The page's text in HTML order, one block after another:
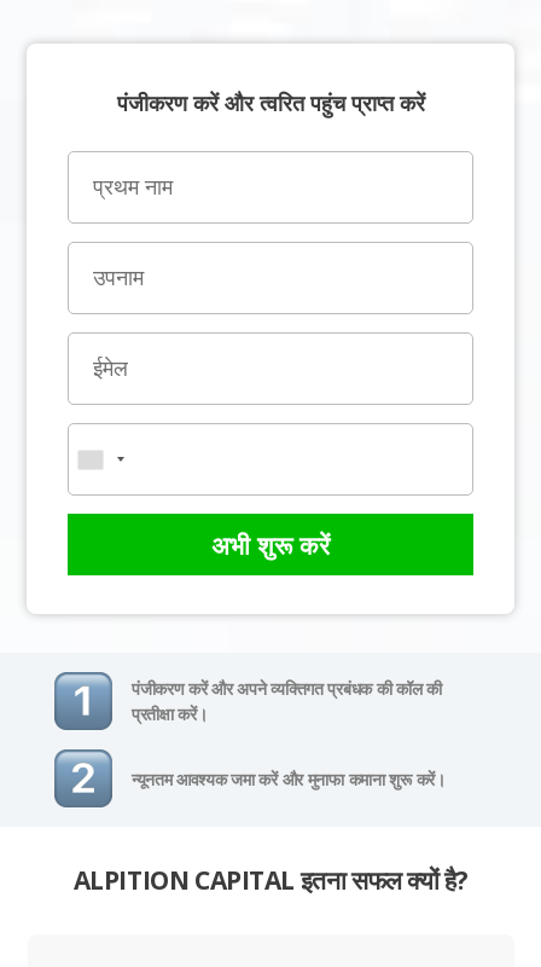
पंजीकरण करें और त्वरित पहुंच प्राप्त करें
अभी शुरू करें
पंजीकरण करें और अपने व्यक्तिगत प्रबंधक की कॉल की
प्रतीक्षा करें।
न्यूनतम आवश्यक जमा करें और मुनाफा कमाना शुरू करें।
ALPITION CAPITAL इतना सफल क्यों है?